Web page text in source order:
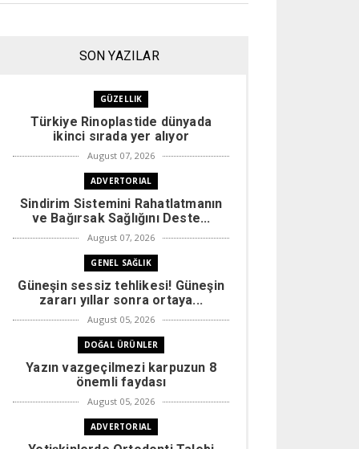
SON YAZILAR
GÜZELLIK
Türkiye Rinoplastide dünyada
ikinci sırada yer alıyor
August 07, 2026
ADVERTORIAL
Sindirim Sistemini Rahatlatmanın
ve Bağırsak Sağlığını Deste...
August 07, 2026
GENEL SAĞLIK
Güneşin sessiz tehlikesi! Güneşin
zararı yıllar sonra ortaya...
August 05, 2026
DOĞAL ÜRÜNLER
Yazın vazgeçilmezi karpuzun 8
önemli faydası
August 05, 2026
ADVERTORIAL